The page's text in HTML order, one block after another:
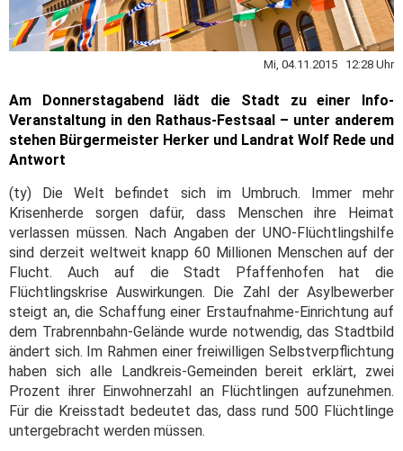
Mi, 04.11.2015 12:28 Uhr
Am Donnerstagabend lädt die Stadt zu einer Info-
Veranstaltung in den Rathaus-Festsaal – unter anderem
stehen Bürgermeister Herker und Landrat Wolf Rede und
Antwort
(ty) Die Welt befindet sich im Umbruch. Immer mehr
Krisenherde sorgen dafür, dass Menschen ihre Heimat
verlassen müssen. Nach Angaben der UNO-Flüchtlingshilfe
sind derzeit weltweit knapp 60 Millionen Menschen auf der
Flucht. Auch auf die Stadt Pfaffenhofen hat die
Flüchtlingskrise Auswirkungen. Die Zahl der Asylbewerber
steigt an, die Schaffung einer Erstaufnahme-Einrichtung auf
dem Trabrennbahn-Gelände wurde notwendig, das Stadtbild
ändert sich. Im Rahmen einer freiwilligen Selbstverpflichtung
haben sich alle Landkreis-Gemeinden bereit erklärt, zwei
Prozent ihrer Einwohnerzahl an Flüchtlingen aufzunehmen.
Für die Kreisstadt bedeutet das, dass rund 500 Flüchtlinge
untergebracht werden müssen.